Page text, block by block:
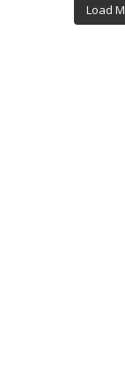
Load